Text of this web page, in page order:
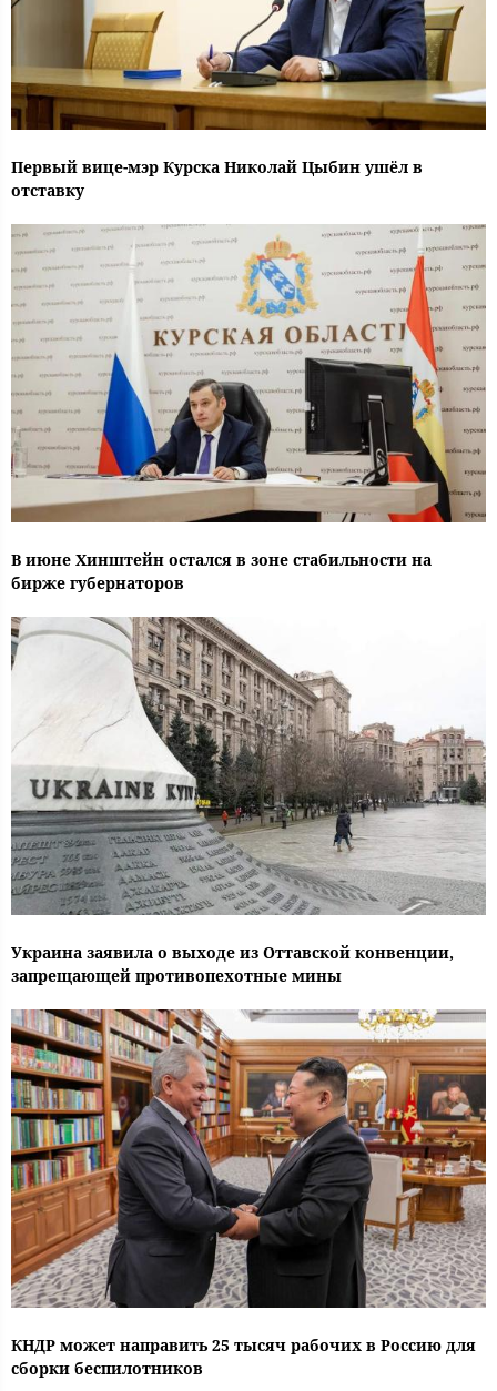
Первый вице-мэр Курска Николай Цыбин ушёл в
отставку
В июне Хинштейн остался в зоне стабильности на
бирже губернаторов
Украина заявила о выходе из Оттавской конвенции,
запрещающей противопехотные мины
КНДР может направить 25 тысяч рабочих в Россию для
сборки беспилотников